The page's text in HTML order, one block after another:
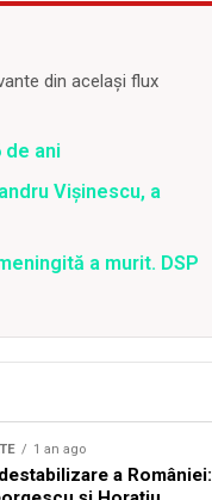
din același flux
de ani
Vişinescu, a
a murit. DSP
1 an ago
a României: